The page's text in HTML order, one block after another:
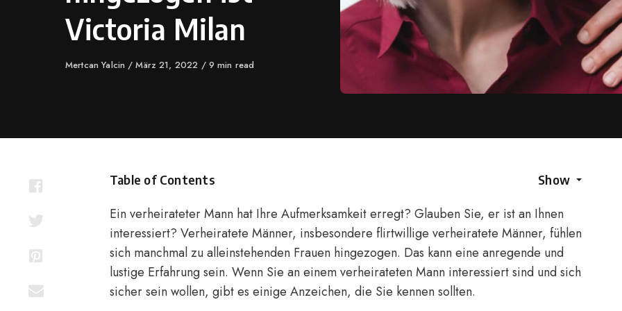
Victoria Milan
Author
Mertcan Yalcin
Published
März 21, 2022 9 min read
Table of Contents Show
Ein verheirateter Mann hat Ihre Aufmerksamkeit erregt? Glauben Sie, er ist an Ihnen
interessiert? Verheiratete Männer, insbesondere flirtwillige verheiratete Männer, fühlen
sich manchmal zu alleinstehenden Frauen hingezogen. Das kann eine anregende und
lustige Erfahrung sein. Wenn Sie an einem verheirateten Mann interessiert sind und sich
sicher sein wollen, gibt es einige Anzeichen, die Sie kennen sollten.